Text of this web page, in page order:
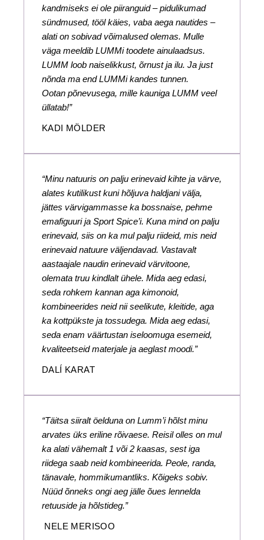
kandmiseks ei ole piiranguid – pidulikumad
sündmused, tööl käies, vaba aega nautides –
alati on sobivad võimalused olemas. Mulle
väga meeldib LUMMi toodete ainulaadsus.
LUMM loob naiselikkust, õrnust ja ilu. Ja just
nõnda ma end LUMMi kandes tunnen.
Ootan põnevusega, mille kauniga LUMM veel
üllatab!”
KADI MÖLDER
“Minu natuuris on palju erinevaid kihte ja värve,
alates kutilikust kuni hõljuva haldjani välja,
jättes värvigammasse ka bossnaise, pehme
emafiguuri ja Sport Spice’i. Kuna mind on palju
erinevaid, siis on ka mul palju riideid, mis neid
erinevaid natuure väljendavad. Vastavalt
aastaajale naudin erinevaid värvitoone,
olemata truu kindlalt ühele. Mida aeg edasi,
seda rohkem kannan aga kimonoid,
kombineerides neid nii seelikute, kleitide, aga
ka kottpükste ja tossudega. Mida aeg edasi,
seda enam väärtustan iseloomuga esemeid,
kvaliteetseid materjale ja aeglast moodi.”
DALÍ KARAT
“Täitsa siiralt öelduna on Lumm’i hõlst minu
arvates üks eriline rõivaese. Reisil olles on mul
ka alati vähemalt 1 või 2 kaasas, sest iga
riidega saab neid kombineerida. Peole, randa,
tänavale, hommikumantliks. Kõigeks sobiv.
Nüüd õnneks ongi aeg jälle õues lennelda
retuuside ja hõlstideg.”
NELE MERISOO